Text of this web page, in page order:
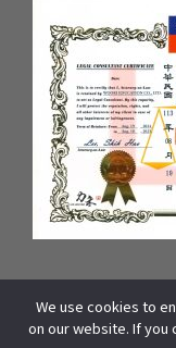
統一編號：
COPYRIGHT ©
We use cookies to
on our website. If you